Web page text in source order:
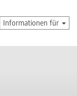
Informationen für